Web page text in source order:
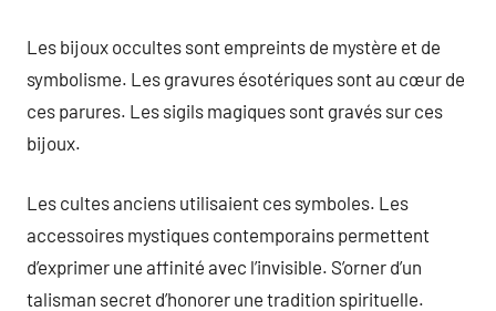
Les bijoux occultes sont empreints de mystère et de
symbolisme. Les gravures ésotériques sont au cœur de
ces parures. Les sigils magiques sont gravés sur ces
bijoux.
Les cultes anciens utilisaient ces symboles. Les
accessoires mystiques contemporains permettent
d’exprimer une affinité avec l’invisible. S’orner d’un
talisman secret d’honorer une tradition spirituelle.